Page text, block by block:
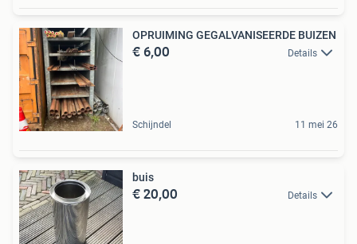
OPRUIMING GEGALVANISEERDE BUIZEN
€ 6,00 Details
Schijndel 11 mei 26
buis
€ 20,00 Details